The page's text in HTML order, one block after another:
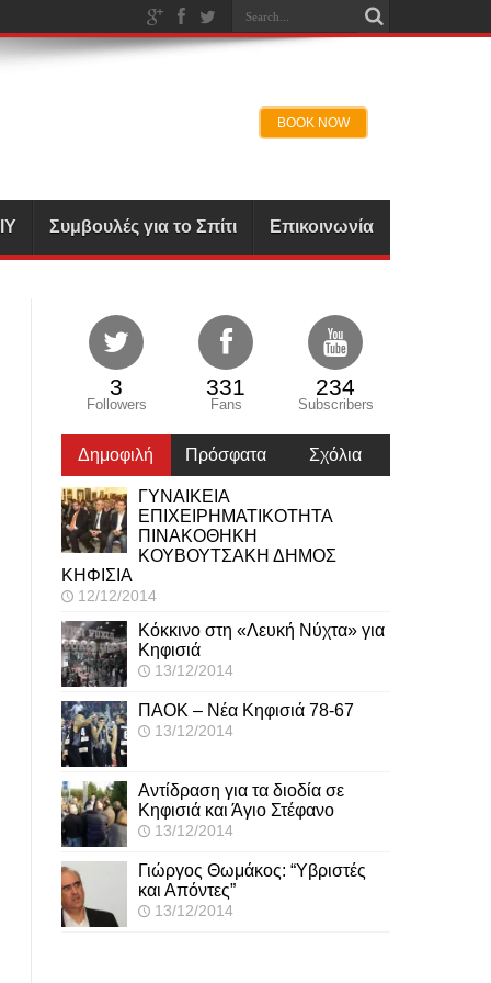
Συμβουλές για το Σπίτι Επικοινωνία
3
Followers
331
Fans
234
Subscribers
Δημοφιλή Πρόσφατα Σχόλια
ΓΥΝΑΙΚΕΙΑ
ΕΠΙΧΕΙΡΗΜΑΤΙΚΟΤΗΤΑ
ΠΙΝΑΚΟΘΗΚΗ
ΚΟΥΒΟΥΤΣΑΚΗ ΔΗΜΟΣ
ΚΗΦΙΣΙΑ
12/12/2014
Κόκκινο στη «Λευκή Νύχτα» για
Κηφισιά
13/12/2014
ΠΑΟΚ – Νέα Κηφισιά 78-67
13/12/2014
Αντίδραση για τα διοδία σε
Κηφισιά και Άγιο Στέφανο
13/12/2014
Γιώργος Θωμάκος: “Υβριστές
και Απόντες”
13/12/2014